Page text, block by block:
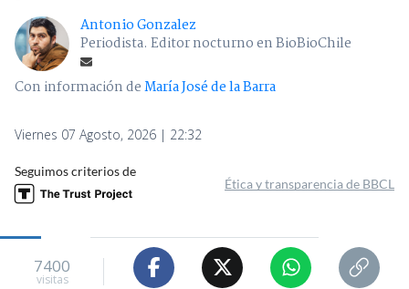
Antonio Gonzalez
Periodista. Editor nocturno en BioBioChile
Con información deMaría José de la Barra
Viernes 07 Agosto, 2026 | 22:32
Seguimos criterios de
Ética y transparencia de BBCL
7400
visitas